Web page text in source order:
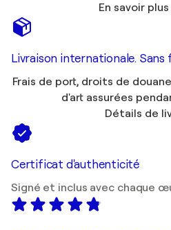
En savoir plus
Livraison internationale.
Frais de port, droits de
d'art assurées
Détails de
Certificat d'authenticité
Signé et inclus avec chaque